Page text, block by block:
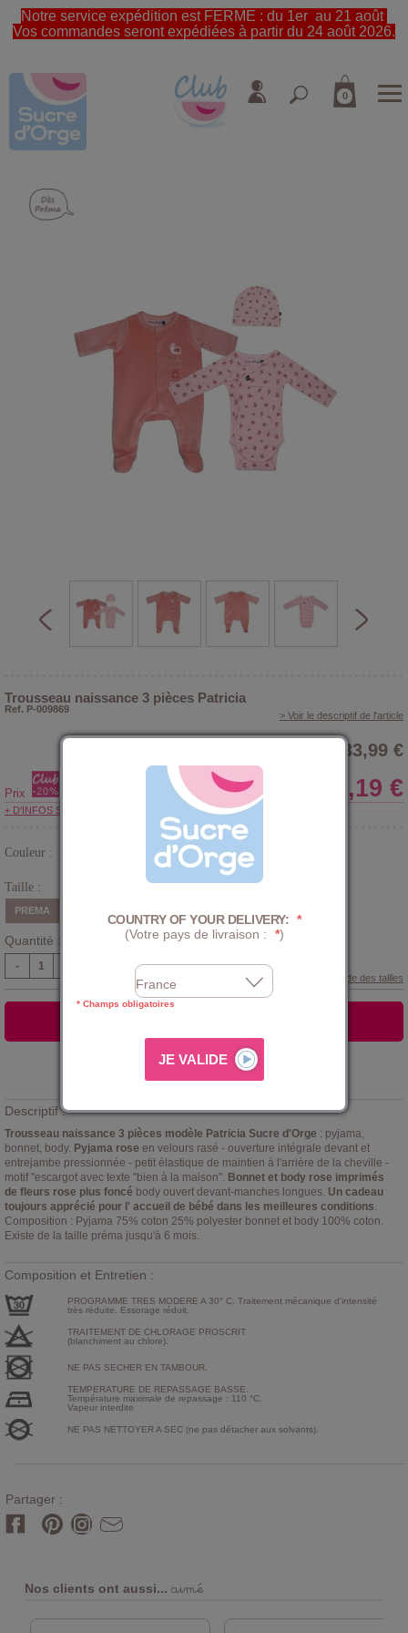
Notre service expédition est FERME : du 1er au 21 août
Vos commandes seront expédiées à partir du 24 août 2026.
0
Trousseau naissance 3 pièces Patricia
Ref. P-009869
> Voir le descriptif de l'article
33,99 €
Prix 27,19 €
+ D'INFOS SUR LE CLUB
Couleur :
Taille :
PREMA
Quantité :
-
Guide des tailles
Ajouter à laLISTE D'ENVIES
Descriptif :
Trousseau naissance 3 pièces modèle Patricia Sucre d'Orge : pyjama,
bonnet, body. Pyjama rose en velours rasé - ouverture intégrale devant et
entrejambe pressionnée - petit élastique de maintien à l'arrière de la cheville -
motif "escargot avec texte "bien à la maison". Bonnet et body rose imprimés
de fleurs rose plus foncé body ouvert devant-manches longues. Un cadeau
toujours apprécié pour l' accueil de bébé dans les meilleures conditions.
Composition : Pyjama 75% coton 25% polyester bonnet et body 100% coton.
Existe de la taille préma jusqu'à 6 mois.
Composition et Entretien :
PROGRAMME TRES MODERE A 30° C. Traitement mécanique d'intensité
très réduite. Essorage réduit.
TRAITEMENT DE CHLORAGE PROSCRIT
(blanchiment au chlore).
NE PAS SECHER EN TAMBOUR.
TEMPERATURE DE REPASSAGE BASSE.
Température maximale de repassage : 110 °C.
Vapeur interdite
NE PAS NETTOYER A SEC (ne pas détacher aux solvants).
Partager :
Nos clients ont aussi... aimé
COUNTRY OF YOUR DELIVERY: *
(Votre pays de livraison :
*)
* Champs obligatoires